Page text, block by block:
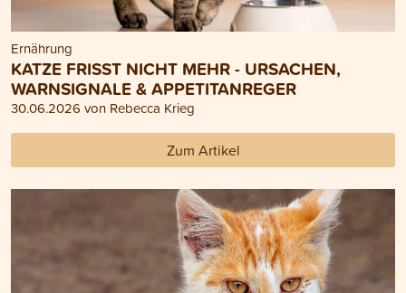
Ernährung
KATZE FRISST NICHT MEHR - URSACHEN,
WARNSIGNALE & APPETITANREGER
30.06.2026 von Rebecca Krieg
Zum Artikel